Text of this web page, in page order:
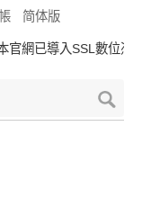
简体版
網已導入SSL數位憑證